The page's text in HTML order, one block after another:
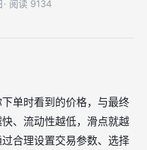
· 阅读 9134
单时看到的价格，与最终
、流动性越低，滑点就越
过合理设置交易参数、选择